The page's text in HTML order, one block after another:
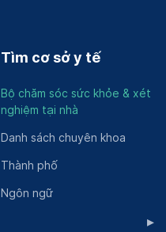
Tìm cơ sở y tế
Bộ chăm sóc sức khỏe & xét
nghiệm tại nhà
Danh sách chuyên khoa
Thành phố
Ngôn ngữ
▸